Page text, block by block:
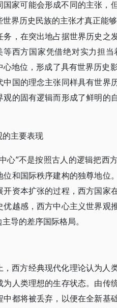
国家可能会形成不同的主张，
界历史民族的主张才真正能
，在突出地占据世界历史之
西方国家凭借绝对实力担
地位，形成了具有世界历史
国的理念主张同样具有世界
的固有逻辑而形成了鲜明的
的主要表现
心”不是按照古人的逻辑把西
和国际秩序建构的独尊地位
资本扩张的过程，西方国家
越感，西方中心主义世界观
导的差序国际格局。
西方经典现代化理论认为人
人类理想的生存状态。由传
中都将被丢弃，以便在全新基